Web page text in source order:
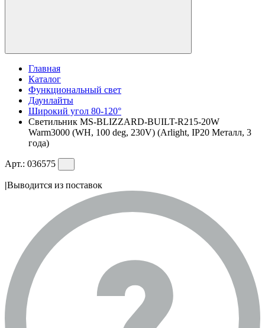
Главная
Каталог
Функциональный свет
Даунлайты
Широкий угол 80-120°
Светильник MS-BLIZZARD-BUILT-R215-20W
Warm3000 (WH, 100 deg, 230V) (Arlight, IP20 Металл, 3
года)
Арт.: 036575
|Выводится из поставок